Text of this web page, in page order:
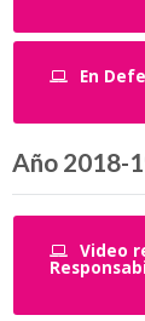
En
Año 2018-
Video